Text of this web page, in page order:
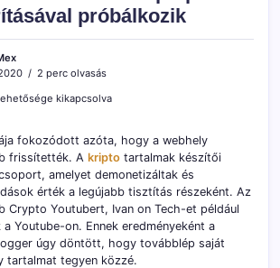
próbálkozik
2 perc olvasás
kikapcsolva
fokozódott azóta, hogy a webhely
frissítették. A kripto tartalmak készítői
amelyet demonetizáltak és
érték a legújabb tisztítás részeként. Az
Crypto Youtubert, Ivan on Tech-et például
Youtube-on. Ennek eredményeként a
úgy döntött, hogy továbblép saját
tartalmat tegyen közzé.